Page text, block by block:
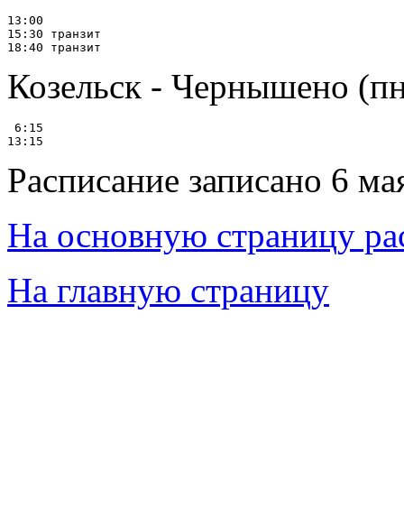
13:00
15:30 транзит
Козельск - Чернышено
6:15
Расписание записано 6
На основную страницу
На главную страницу